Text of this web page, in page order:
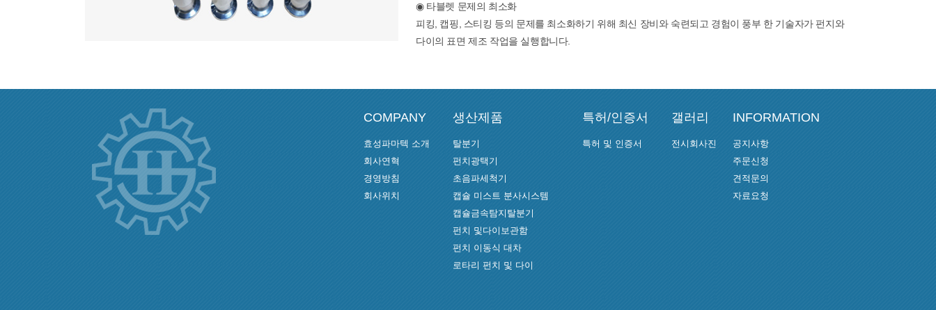
◉ 타블렛 문제의 최소화
피킹, 캡핑, 스티킹 등의 문제를 최소화하기 위해 최신 장비와 숙련되고 경험이 풍부 한 기술자가 펀지와
다이의 표면 제조 작업을 실행합니다.
COMPANY
효성파마텍 소개
회사연혁
경영방침
회사위치
생산제품
탈분기
펀치광택기
초음파세척기
캡슐 미스트 분사시스템
캡슐금속탐지탈분기
펀치 및다이보관함
펀치 이동식 대차
로타리 펀치 및 다이
특허/인증서
특허 및 인증서
갤러리
전시회사진
INFORMATION
공지사항
주문신청
견적문의
자료요청